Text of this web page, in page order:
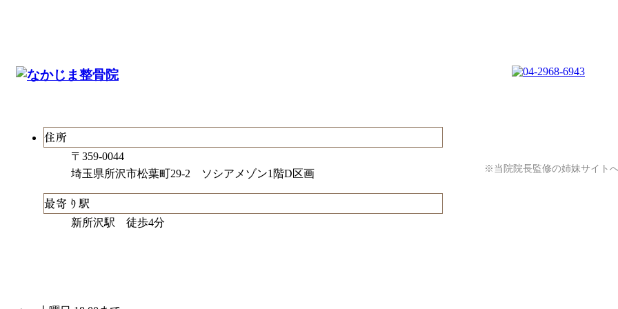
住所
〒359-0044
埼玉県所沢市松葉町29-2 ソシアメゾン1階D区画
最寄り駅
新所沢駅 徒歩4分
※当院院長監修の姉妹サイト